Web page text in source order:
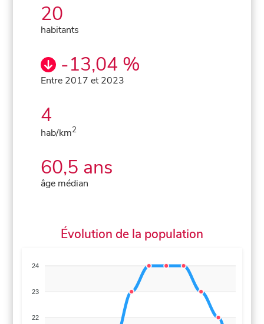
20
habitants
-13,04 %
Entre 2017 et 2023
4
hab/km2
60,5 ans
âge médian
Évolution de la population
24
23
22